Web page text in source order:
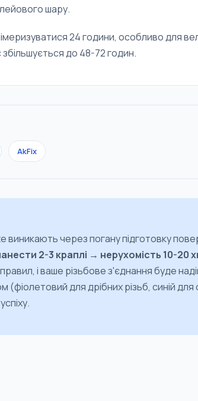
шару.
24 години, особливо для
до 48-72 годин.
AkFix
через погану підготовку
2-3 краплі → нерухомість 10-20
і ваше різьбове з'єднання буде
(фіолетовий для дрібних різьб, синій